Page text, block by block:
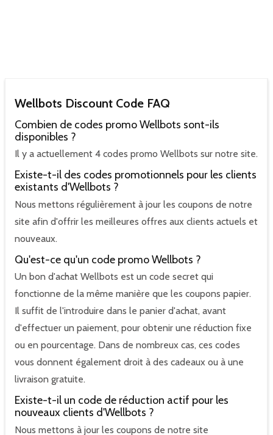
Wellbots Discount Code FAQ
Combien de codes promo Wellbots sont-ils
disponibles ?
Il y a actuellement 4 codes promo Wellbots sur notre site.
Existe-t-il des codes promotionnels pour les clients
existants d'Wellbots ?
Nous mettons régulièrement à jour les coupons de notre
site afin d'offrir les meilleures offres aux clients actuels et
nouveaux.
Qu'est-ce qu'un code promo Wellbots ?
Un bon d'achat Wellbots est un code secret qui
fonctionne de la même manière que les coupons papier.
Il suffit de l'introduire dans le panier d'achat, avant
d'effectuer un paiement, pour obtenir une réduction fixe
ou en pourcentage. Dans de nombreux cas, ces codes
vous donnent également droit à des cadeaux ou à une
livraison gratuite.
Existe-t-il un code de réduction actif pour les
nouveaux clients d'Wellbots ?
Nous mettons à jour les coupons de notre site